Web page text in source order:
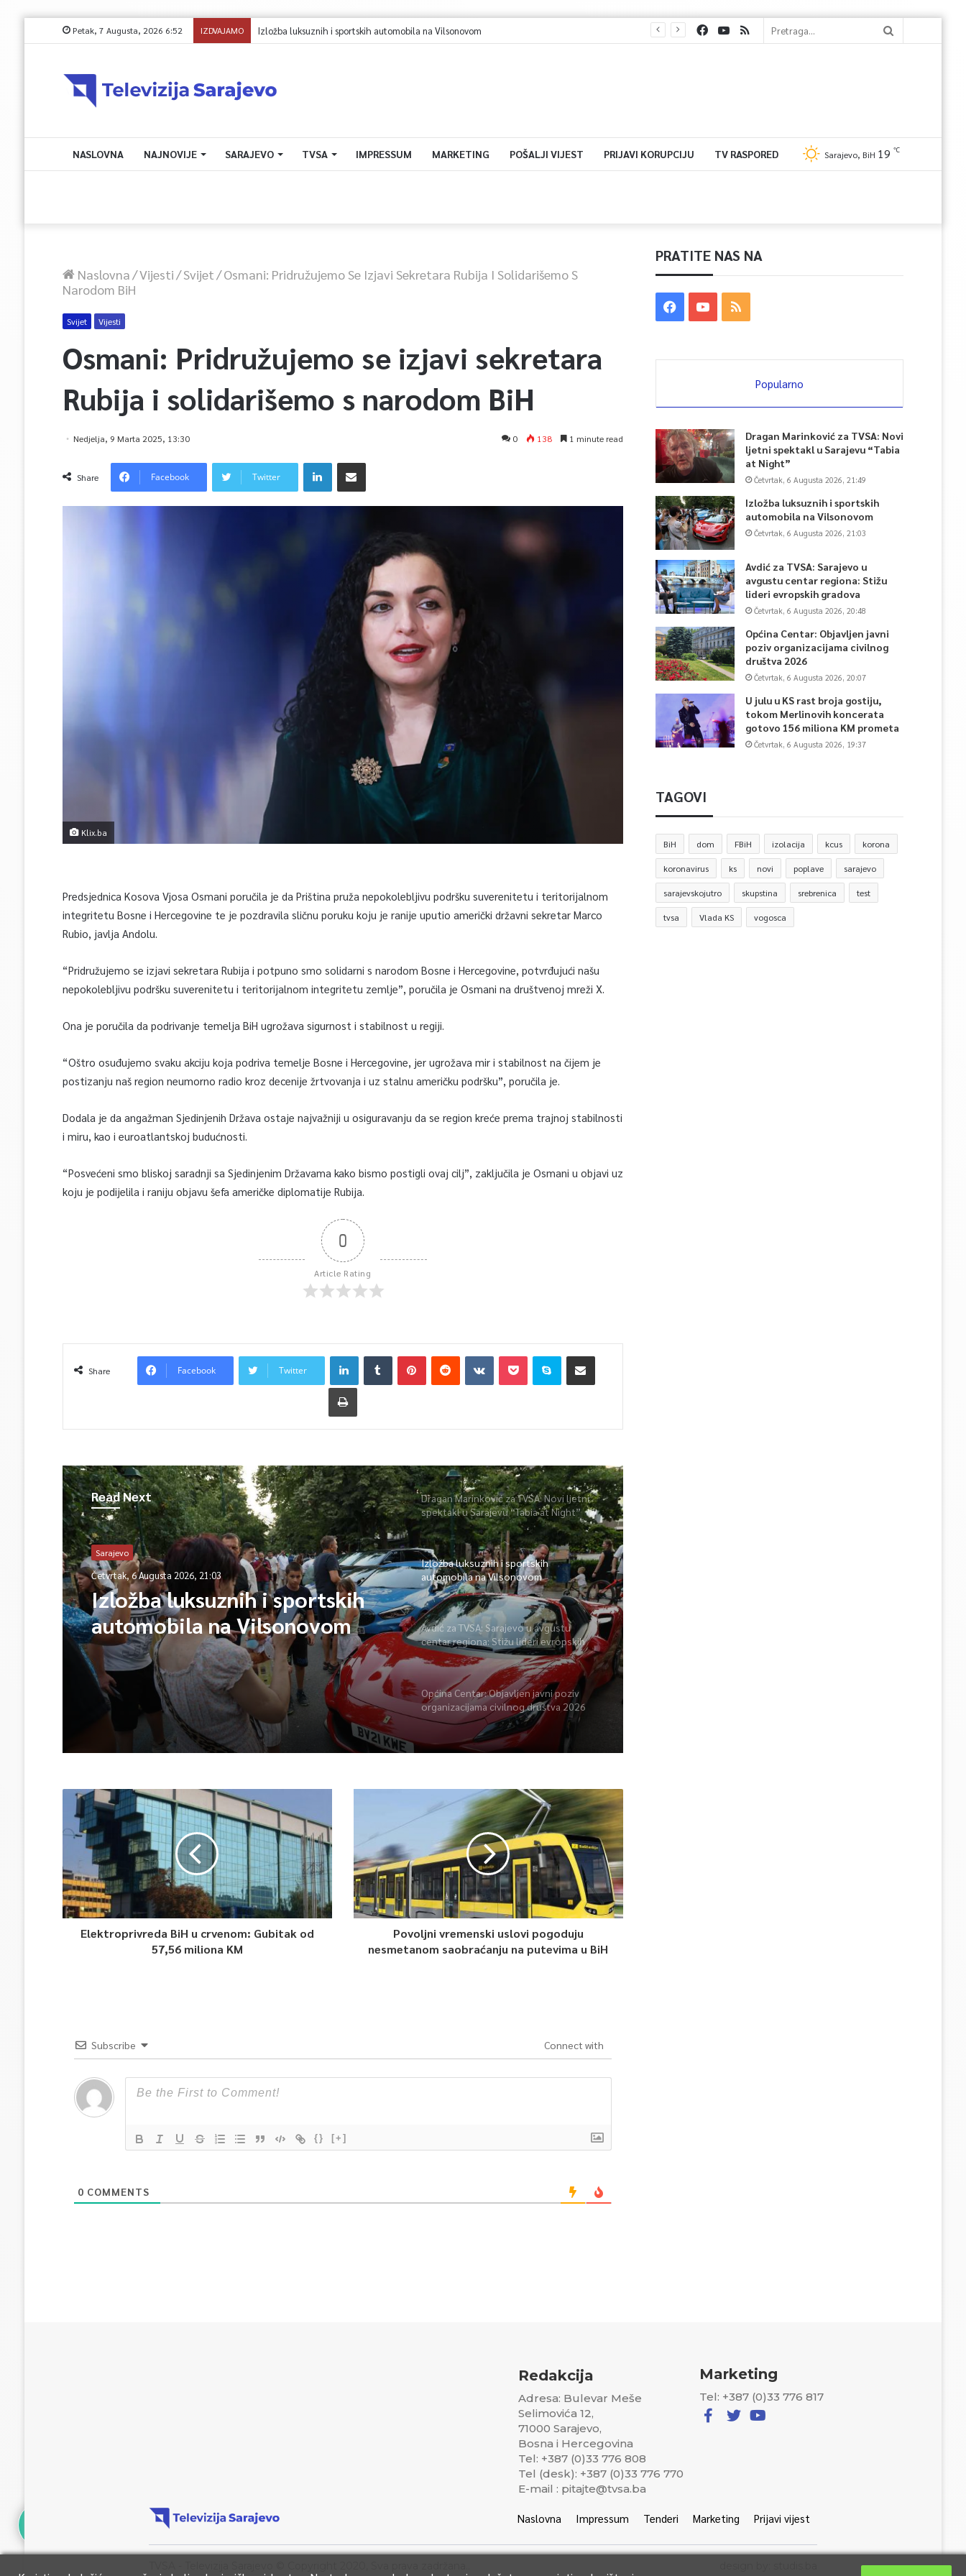
Petak, 7 Augusta, 2026 6:52 IZDVAJAMO Avdić za TVSA: Sarajevo u avgustu centar regiona: Stižu lideri evropskih gradova
NASLOVNA NAJNOVIJE SARAJEVO TVSA IMPRESSUM MARKETING POŠALJI VIJEST PRIJAVI KORUPCIJU TV RASPORED Sarajevo, BiH 19 ℃
Naslovna/Vijesti/Svijet/Osmani: Pridružujemo Se Izjavi Sekretara Rubija I Solidarišemo S
Narodom BiH
Svijet Vijesti
Osmani: Pridružujemo se izjavi sekretara
Rubija i solidarišemo s narodom BiH
Nedjelja, 9 Marta 2025, 13:30 0 138 1 minute read
Share Facebook Twitter
Klix.ba
Predsjednica Kosova Vjosa Osmani poručila je da Priština pruža nepokolebljivu podršku suverenitetu i teritorijalnom
integritetu Bosne i Hercegovine te je pozdravila sličnu poruku koju je ranije uputio američki državni sekretar Marco
Rubio, javlja Andolu.
“Pridružujemo se izjavi sekretara Rubija i potpuno smo solidarni s narodom Bosne i Hercegovine, potvrđujući našu
nepokolebljivu podršku suverenitetu i teritorijalnom integritetu zemlje”, poručila je Osmani na društvenoj mreži X.
Ona je poručila da podrivanje temelja BiH ugrožava sigurnost i stabilnost u regiji.
“Oštro osuđujemo svaku akciju koja podriva temelje Bosne i Hercegovine, jer ugrožava mir i stabilnost na čijem je
postizanju naš region neumorno radio kroz decenije žrtvovanja i uz stalnu američku podršku”, poručila je.
Dodala je da angažman Sjedinjenih Država ostaje najvažniji u osiguravanju da se region kreće prema trajnoj stabilnosti
i miru, kao i euroatlantskoj budućnosti.
“Posvećeni smo bliskoj saradnji sa Sjedinjenim Državama kako bismo postigli ovaj cilj”, zaključila je Osmani u objavi uz
koju je podijelila i raniju objavu šefa američke diplomatije Rubija.
0
Article Rating
Share Facebook Twitter
Read Next
Sarajevo
Četvrtak, 6 Augusta 2026, 21:03
Izložba luksuznih i sportskih
automobila na Vilsonovom
Dragan Marinković za TVSA: Novi ljetni
spektakl u Sarajevu “Tabia at Night”
Izložba luksuznih i sportskih
automobila na Vilsonovom
Avdić za TVSA: Sarajevo u avgustu
centar regiona: Stižu lideri evropskih
gradova
Općina Centar: Objavljen javni poziv
organizacijama civilnog društva 2026
Elektroprivreda BiH u crvenom: Gubitak od
57,56 miliona KM
Povoljni vremenski uslovi pogoduju
nesmetanom saobraćanju na putevima u BiH
Subscribe Connect with
{} [+]
0 COMMENTS
PRATITE NAS NA
Popularno
Dragan Marinković za TVSA: Novi
ljetni spektakl u Sarajevu “Tabia
at Night”
Četvrtak, 6 Augusta 2026, 21:49
Izložba luksuznih i sportskih
automobila na Vilsonovom
Četvrtak, 6 Augusta 2026, 21:03
Avdić za TVSA: Sarajevo u
avgustu centar regiona: Stižu
lideri evropskih gradova
Četvrtak, 6 Augusta 2026, 20:48
Općina Centar: Objavljen javni
poziv organizacijama civilnog
društva 2026
Četvrtak, 6 Augusta 2026, 20:07
U julu u KS rast broja gostiju,
tokom Merlinovih koncerata
gotovo 156 miliona KM prometa
Četvrtak, 6 Augusta 2026, 19:37
TAGOVI
BiH dom FBiH izolacija kcus korona
koronavirus ks novi poplave sarajevo
sarajevskojutro skupstina srebrenica test
tvsa Vlada KS vogosca
Redakcija
Adresa: Bulevar Meše
Selimovića 12,
71000 Sarajevo,
Bosna i Hercegovina
Tel: +387 (0)33 776 808
Tel (desk): +387 (0)33 776 770
E-mail : pitajte@tvsa.ba
Marketing
Tel: +387 (0)33 776 817
Naslovna Impressum Tenderi Marketing Prijavi vijest